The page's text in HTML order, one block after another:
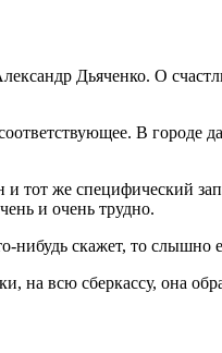
Дьяченко. О
В городе
тот же специфический
и очень трудно.
нибудь скажет, то слышно
на всю сберкассу, она